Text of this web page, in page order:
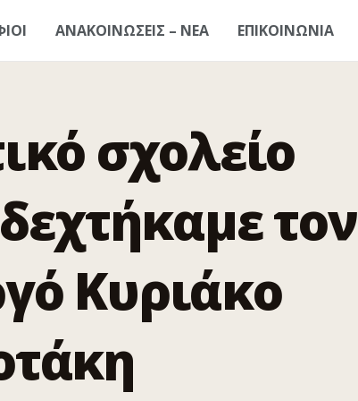
ΑΝΑΚΟΙΝΩΣΕΙΣ – ΝΕΑ ΕΠΙΚΟΙΝΩΝΙΑ
σχολείο
τον
Κυριάκο